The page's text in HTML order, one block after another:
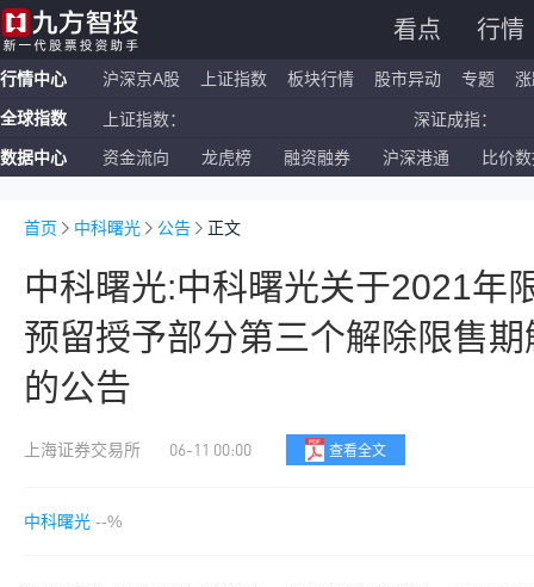
看点 行情
行情中心 沪深京A股 上证指数 板块行情 股市异动 专题
全球指数 上证指数： 深证成指：
恒生指数： 国企指数：
数据中心 资金流向 龙虎榜 融资融券 沪深港通 比价
首页 中科曙光 公告 正文
中科曙光:中科曙光关于2021年
预留授予部分第三个解除限售
的公告
上海证券交易所 06-11 00:00 查看全文
中科曙光 --%